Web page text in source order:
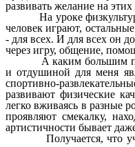
развивать желание на
На уроке физкультуры
человек играют,
- для всех. И для всех он
через игру, общение,
А каким большим
и отдушиной для меня
спортивно-
развивают физические
легко вживаясь в разные
проявляют смекалку,
артистичности бывает
Получается, что